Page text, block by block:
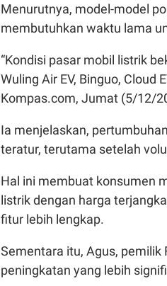
Menurutnya, model-model
membutuhkan waktu lama
“Kondisi pasar mobil listrik
Wuling Air EV, Binguo, Cloud
Kompas.com, Jumat (5/12/
Ia menjelaskan,
teratur, terutama setelah
Hal ini membuat konsumen
listrik dengan harga
fitur lebih lengkap.
Sementara itu, Agus,
peningkatan yang lebih